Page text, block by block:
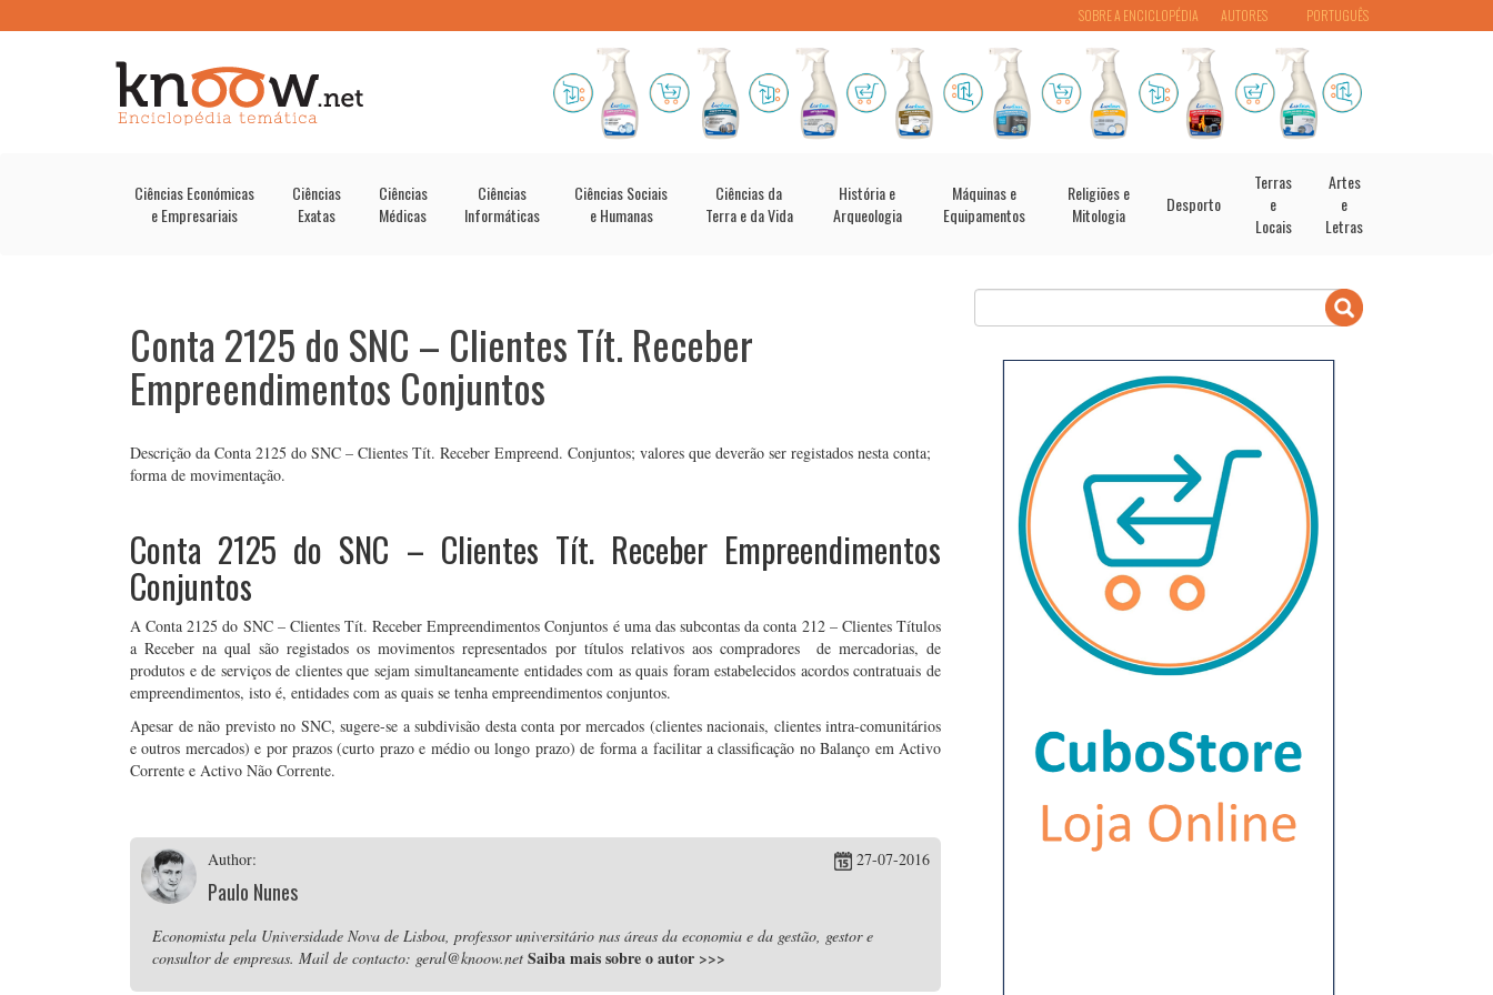
PORTUGUÊS
SOBRE A ENCICLOPÉDIA AUTORES
Ciências Económicas
e Empresariais
Ciências
Exatas
Ciências
Médicas
Ciências
Informáticas
Ciências Sociais
e Humanas
Ciências da
Terra e da Vida
História e
Arqueologia
Máquinas e
Equipamentos
Religiões e
Mitologia
Desporto
Terras
e
Locais
Artes
e
Letras
Conta 2125 do SNC – Clientes Tít. Receber
Empreendimentos Conjuntos
Descrição da Conta 2125 do SNC – Clientes Tít. Receber Empreend. Conjuntos; valores que deverão ser registados nesta conta;
forma de movimentação.
Conta 2125 do SNC – Clientes Tít. Receber Empreendimentos
Conjuntos
A Conta 2125 do SNC – Clientes Tít. Receber Empreendimentos Conjuntos é uma das subcontas da conta 212 – Clientes Títulos
a Receber na qual são registados os movimentos representados por títulos relativos aos compradores de mercadorias, de
produtos e de serviços de clientes que sejam simultaneamente entidades com as quais foram estabelecidos acordos contratuais de
empreendimentos, isto é, entidades com as quais se tenha empreendimentos conjuntos.
Apesar de não previsto no SNC, sugere-se a subdivisão desta conta por mercados (clientes nacionais, clientes intra-comunitários
e outros mercados) e por prazos (curto prazo e médio ou longo prazo) de forma a facilitar a classificação no Balanço em Activo
Corrente e Activo Não Corrente.
Author:
Paulo Nunes
27-07-2016
Economista pela Universidade Nova de Lisboa, professor universitário nas áreas da economia e da gestão, gestor e
consultor de empresas. Mail de contacto: geral@knoow.net Saiba mais sobre o autor >>>